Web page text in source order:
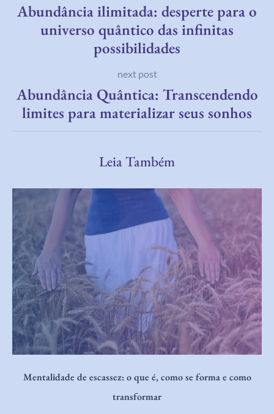
Abundância ilimitada: desperte para o
universo quântico das infinitas
possibilidades
next post
Abundância Quântica: Transcendendo
limites para materializar seus sonhos
Leia Também
Autoimagem e sucesso: como sua visão de si impacta seus
resultados